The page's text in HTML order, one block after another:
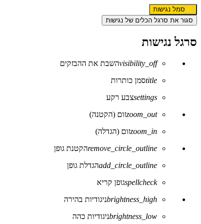
סגור את סרגל הכלים של נגישות
סרגל נגישות
visibility_offהשבת את ההבזקים
titleסמן כותרות
settingsצבע רקע
zoom_outזום (הקטנה)
zoom_inזום (הגדלה)
remove_circle_outlineהקטנת גופן
add_circle_outlineהגדלת גופן
spellcheckגופן קריא
brightness_highניגודיות בהירה
brightness_lowניגודיות כהה